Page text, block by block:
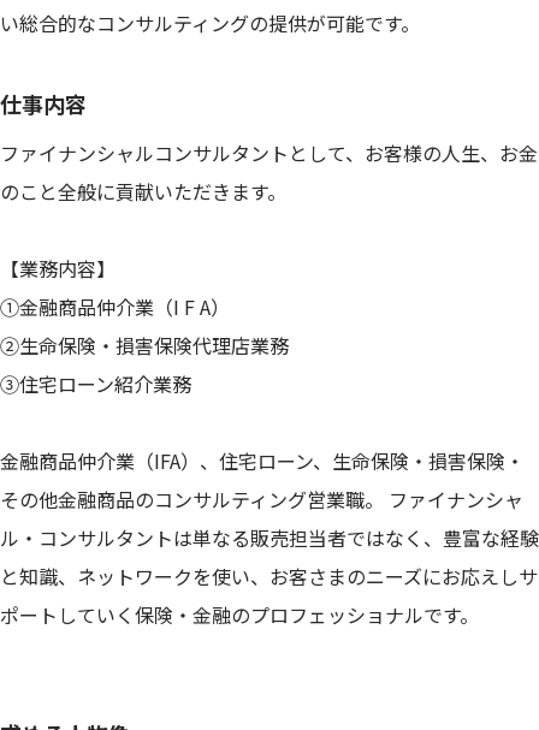
い総合的なコンサルティングの提供が可能です。
仕事内容
ファイナンシャルコンサルタントとして、お客様の人生、お金
のこと全般に貢献いただきます。
【業務内容】
①金融商品仲介業（I F A）
②生命保険・損害保険代理店業務
③住宅ローン紹介業務
金融商品仲介業（IFA）、住宅ローン、生命保険・損害保険・
その他金融商品のコンサルティング営業職。 ファイナンシャ
ル・コンサルタントは単なる販売担当者ではなく、豊富な経験
と知識、ネットワークを使い、お客さまのニーズにお応えしサ
ポートしていく保険・金融のプロフェッショナルです。